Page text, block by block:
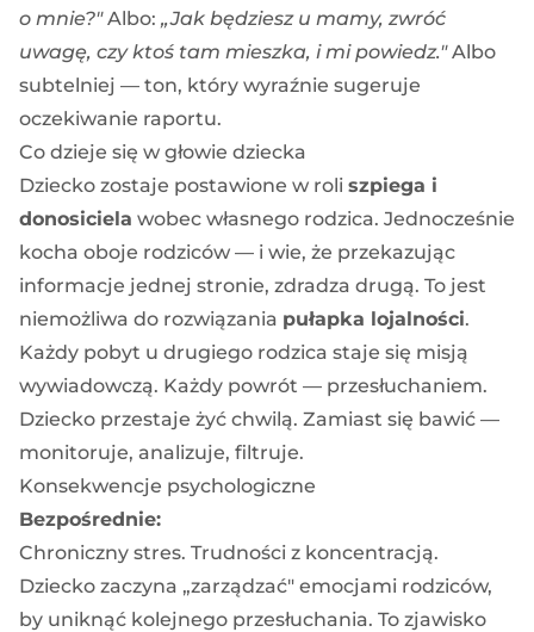
o mnie?"Albo: „Jak będziesz u mamy, zwróć
uwagę, czy ktoś tam mieszka, i mi powiedz."Albo
subtelniej — ton, który wyraźnie sugeruje
oczekiwanie raportu.
Co dzieje się w głowie dziecka
Dziecko zostaje postawione w roli szpiega i
donosiciela wobec własnego rodzica. Jednocześnie
kocha oboje rodziców — i wie, że przekazując
informacje jednej stronie, zdradza drugą. To jest
niemożliwa do rozwiązania pułapka lojalności.
Każdy pobyt u drugiego rodzica staje się misją
wywiadowczą. Każdy powrót — przesłuchaniem.
Dziecko przestaje żyć chwilą. Zamiast się bawić —
monitoruje, analizuje, filtruje.
Konsekwencje psychologiczne
Bezpośrednie:
Chroniczny stres. Trudności z koncentracją.
Dziecko zaczyna „zarządzać" emocjami rodziców,
by uniknąć kolejnego przesłuchania. To zjawisko